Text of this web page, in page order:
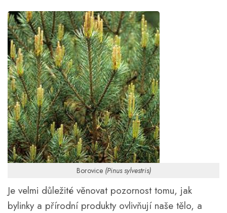
Borovice (Pinus sylvestris)
Je velmi důležité věnovat pozornost tomu, jak
bylinky a přírodní produkty ovlivňují naše tělo, a